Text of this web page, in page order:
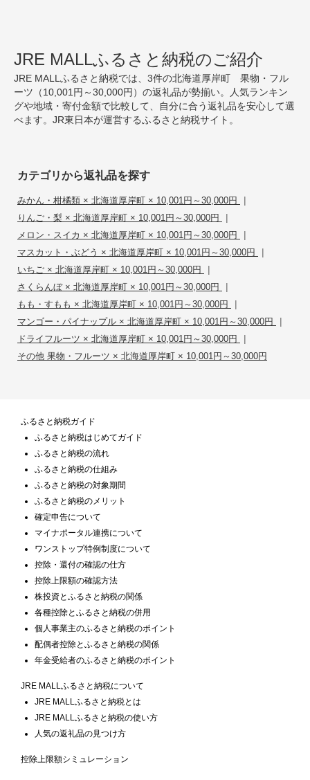
JRE MALLふるさと納税のご紹介
JRE MALLふるさと納税では、3件の北海道厚岸町 果物・フル
ーツ（10,001円～30,000円）の返礼品が勢揃い。人気ランキン
グや地域・寄付金額で比較して、自分に合う返礼品を安心して選
べます。JR東日本が運営するふるさと納税サイト。
カテゴリから返礼品を探す
みかん・柑橘類 × 北海道厚岸町 × 10,001円～30,000円 |
りんご・梨 × 北海道厚岸町 × 10,001円～30,000円 |
メロン・スイカ × 北海道厚岸町 × 10,001円～30,000円 |
マスカット・ぶどう × 北海道厚岸町 × 10,001円～30,000円 |
いちご × 北海道厚岸町 × 10,001円～30,000円 |
さくらんぼ × 北海道厚岸町 × 10,001円～30,000円 |
もも・すもも × 北海道厚岸町 × 10,001円～30,000円 |
マンゴー・パイナップル × 北海道厚岸町 × 10,001円～30,000円 |
ドライフルーツ × 北海道厚岸町 × 10,001円～30,000円 |
その他 果物・フルーツ × 北海道厚岸町 × 10,001円～30,000円
ふるさと納税ガイド
ふるさと納税はじめてガイド
ふるさと納税の流れ
ふるさと納税の仕組み
ふるさと納税の対象期間
ふるさと納税のメリット
確定申告について
マイナポータル連携について
ワンストップ特例制度について
控除・還付の確認の仕方
控除上限額の確認方法
株投資とふるさと納税の関係
各種控除とふるさと納税の併用
個人事業主のふるさと納税のポイント
配偶者控除とふるさと納税の関係
年金受給者のふるさと納税のポイント
JRE MALLふるさと納税について
JRE MALLふるさと納税とは
JRE MALLふるさと納税の使い方
人気の返礼品の見つけ方
控除上限額シミュレーション